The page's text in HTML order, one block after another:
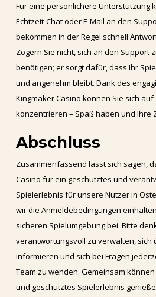
Für eine persönlichere Unterstützung
Echtzeit-Chat oder E-Mail an den
bekommen in der Regel schnell
Zögern Sie nicht, sich an den Support
benötigen; er sorgt dafür, dass Ihr
und angenehm bleibt. Dank des
Kingmaker Casino können Sie sich
konzentrieren – Spaß haben und Ihre
Abschluss
Zusammenfassend lässt sich sagen,
Casino für ein geschütztes und
Spielerlebnis für unsere Nutzer in
wir die Anmeldebedingungen
sicheren Spielumgebung bei. Bitte
verantwortungsvoll zu verwalten, sich
informieren und sich bei Fragen
Team zu wenden. Gemeinsam
und geschütztes Spielerlebnis